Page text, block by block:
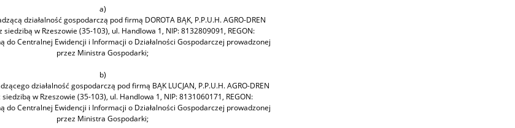
a)
działalność gospodarczą pod firmą DOROTA BĄK, P.P.U.H. AGRO-DREN
siedzibą w Rzeszowie (35-103), ul. Handlowa 1, NIP: 8132809091, REGON:
do Centralnej Ewidencji i Informacji o Działalności Gospodarczej prowadzonej
przez Ministra Gospodarki;
b)
działalność gospodarczą pod firmą BĄK LUCJAN, P.P.U.H. AGRO-DREN
siedzibą w Rzeszowie (35-103), ul. Handlowa 1, NIP: 8131060171, REGON:
do Centralnej Ewidencji i Informacji o Działalności Gospodarczej prowadzonej
przez Ministra Gospodarki;